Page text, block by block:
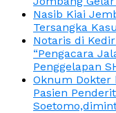
Nasib Kiai
Tersangka
Notaris di
“Pengacara
Penggelapan
Oknum Dokter
Pasien